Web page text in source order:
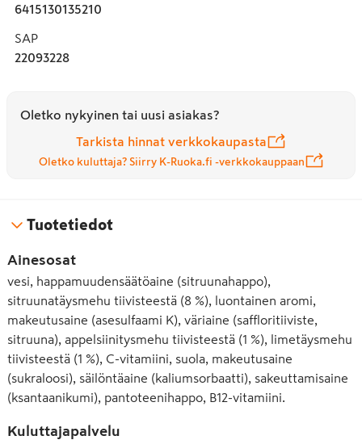
6415130135210
SAP
22093228
Oletko nykyinen tai uusi asiakas?
Tarkista hinnat verkkokaupasta
Oletko kuluttaja? Siirry K-Ruoka.fi -verkkokauppaan
Tuotetiedot
Ainesosat
vesi, happamuudensäätöaine (sitruunahappo),
sitruunatäysmehu tiivisteestä (8 %), luontainen aromi,
makeutusaine (asesulfaami K), väriaine (saffloritiiviste,
sitruuna), appelsiinitysmehu tiivisteestä (1 %), limetäysmehu
tiivisteestä (1 %), C-vitamiini, suola, makeutusaine
(sukraloosi), säilöntäaine (kaliumsorbaatti), sakeuttamisaine
(ksantaanikumi), pantoteenihappo, B12-vitamiini.
Kuluttajapalvelu